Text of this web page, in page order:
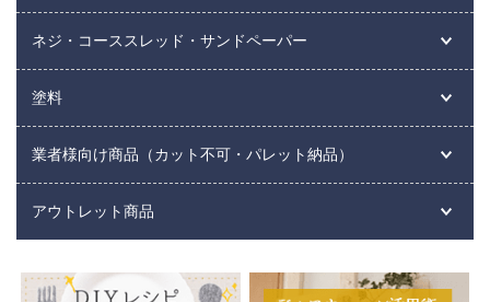
ネジ・コーススレッド・サンドペーパー
塗料
業者様向け商品（カット不可・パレット納品）
アウトレット商品